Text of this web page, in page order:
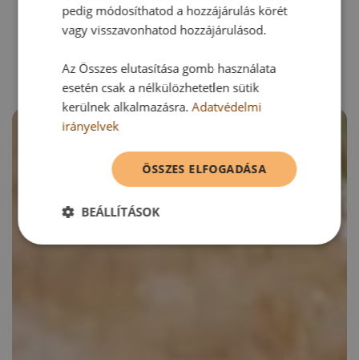
RECEPTAJÁNLÓ
pedig módosíthatod a hozzájárulás körét
vagy visszavonhatod hozzájárulásod.
Az Összes elutasítása gomb használata
esetén csak a nélkülözhetetlen sütik
kerülnek alkalmazásra.Adatvédelmi
irányelvek
ÖSSZES ELFOGADÁSA
BEÁLLÍTÁSOK